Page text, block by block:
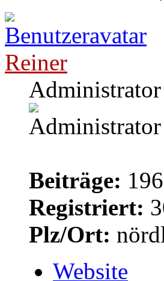
Reiner
Administrator
Beiträge:
Registriert:
Plz/Ort:
Website